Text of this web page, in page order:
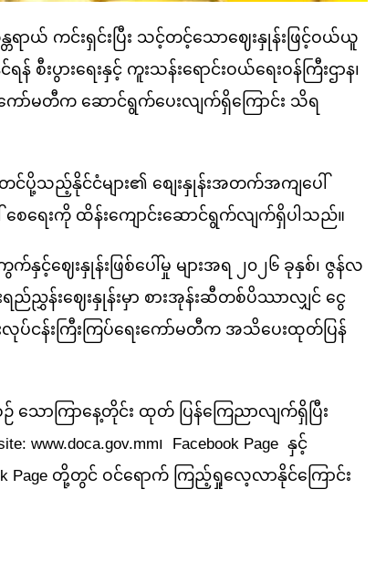
ာယ် ကင်းရှင်းပြီး သင့်တင့်သောဈေးနှုန်းဖြင့်ဝယ်ယူ
စီးပွားရေးနှင့် ကူးသန်းရောင်းဝယ်ရေးဝန်ကြီးဌာန၊
ကော်မတီက ဆောင်ရွက်ပေးလျက်ရှိကြောင်း သိရ
ည့်နိုင်ငံများ၏ စျေးနှုန်းအတက်အကျပေါ်
စေရေးကို ထိန်းကျောင်းဆောင်ရွက်လျက်ရှိပါသည်။
းနှုန်းဖြစ်ပေါ်မှု များအရ ၂၀၂၆ ခုနှစ်၊ ဇွန်လ
ည်ညွှန်းဈေးနှုန်းမှာ စားအုန်းဆီတစ်ပိဿာလျှင် ငွေ
းလုပ်ငန်းကြီးကြပ်ရေးကော်မတီက အသိပေးထုတ်ပြန်
ာကြာနေ့တိုင်း ထုတ် ပြန်ကြေညာလျက်ရှိပြီး
www.doca.gov.mm၊ Facebook Page နှင့်
Page တို့တွင် ဝင်ရောက် ကြည့်ရှုလေ့လာနိုင်ကြောင်း